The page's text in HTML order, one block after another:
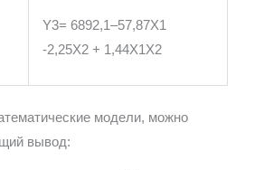
Y3= 6892,1–57,87X1
-2,25X2 + 1,44X1X2
модели, можно
вывод: